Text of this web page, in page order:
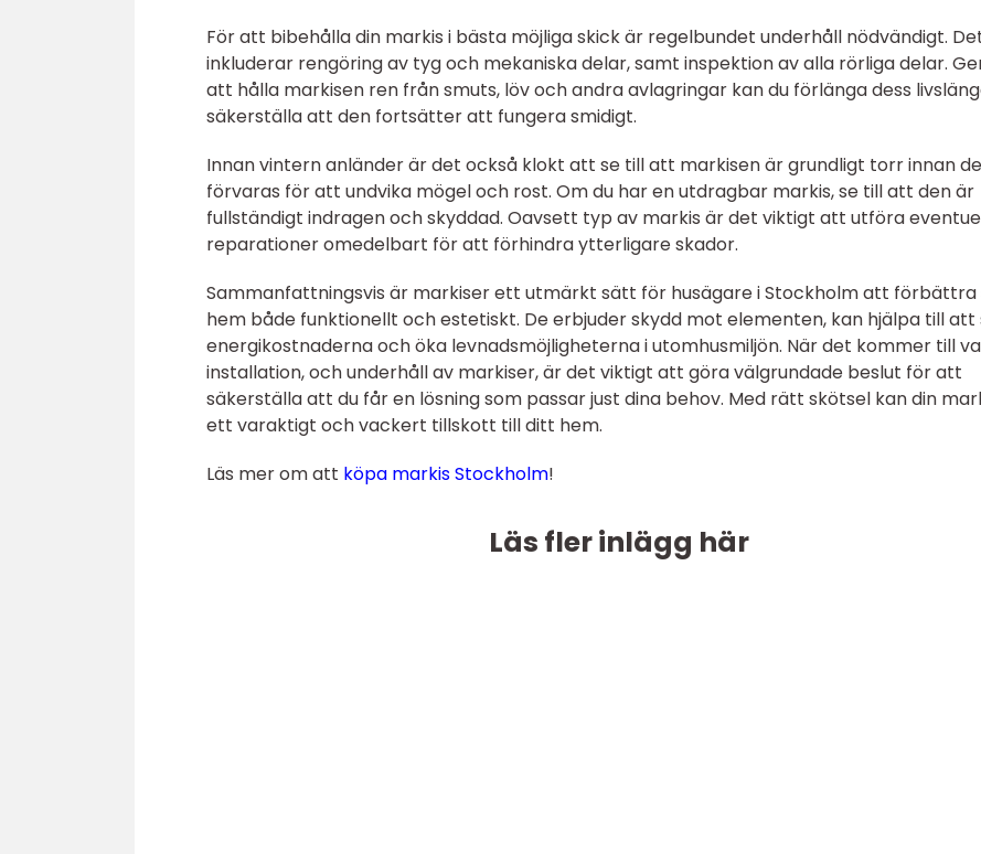
För att bibehålla din markis i bästa möjliga skick är regelbundet underhåll nödvändigt.
inkluderar rengöring av tyg och mekaniska delar, samt inspektion av alla rörliga delar.
att hålla markisen ren från smuts, löv och andra avlagringar kan du förlänga dess
säkerställa att den fortsätter att fungera smidigt.
Innan vintern anländer är det också klokt att se till att markisen är grundligt torr innan
förvaras för att undvika mögel och rost. Om du har en utdragbar markis, se till att den är
fullständigt indragen och skyddad. Oavsett typ av markis är det viktigt att utföra
reparationer omedelbart för att förhindra ytterligare skador.
Sammanfattningsvis är markiser ett utmärkt sätt för husägare i Stockholm att förbättra
hem både funktionellt och estetiskt. De erbjuder skydd mot elementen, kan hjälpa till att
energikostnaderna och öka levnadsmöjligheterna i utomhusmiljön. När det kommer till
installation, och underhåll av markiser, är det viktigt att göra välgrundade beslut för att
säkerställa att du får en lösning som passar just dina behov. Med rätt skötsel kan din
ett varaktigt och vackert tillskott till ditt hem.
Läs mer om att köpa markis Stockholm!
Läs fler inlägg här